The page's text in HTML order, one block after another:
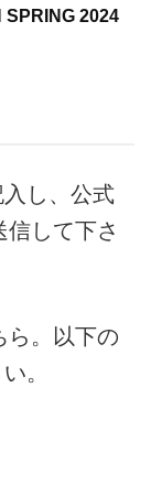
2024
し、公式
信して下さ
ら。以下の
。